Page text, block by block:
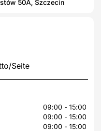
50A, Szczecin
09:00 - 15:00
09:00 - 15:00
09:00 - 15:00
Seite